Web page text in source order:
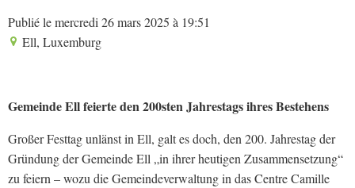
Publié le mercredi 26 mars 2025 à 19:51
Ell, Luxemburg
Gemeinde Ell feierte den 200sten Jahrestags ihres Bestehens
Großer Festtag unlänst in Ell, galt es doch, den 200. Jahrestag der
Gründung der Gemeinde Ell „in ihrer heutigen Zusammensetzung“
zu feiern – wozu die Gemeindeverwaltung in das Centre Camille